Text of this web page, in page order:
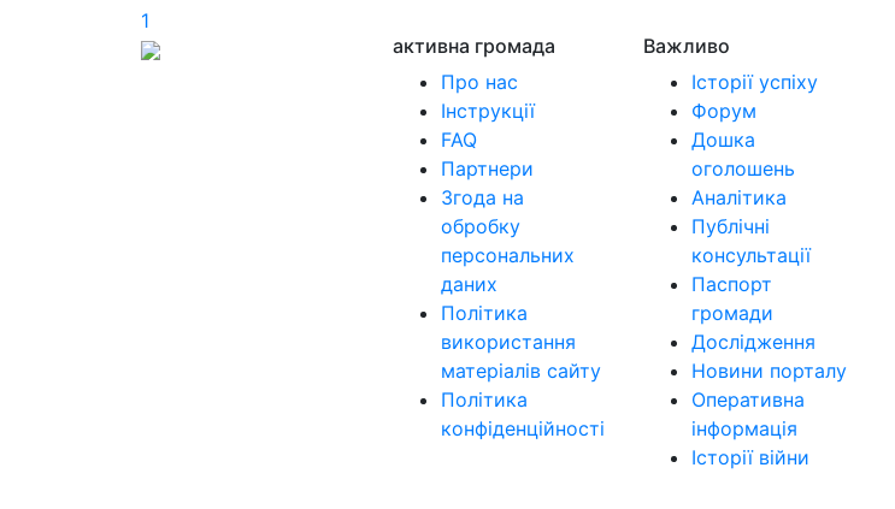
1
активна громада
Про нас
Інструкції
FAQ
Партнери
Згода на
обробку
персональних
даних
Політика
використання
матеріалів сайту
Політика
конфіденційності
Важливо
Історії успіху
Форум
Дошка
оголошень
Аналітика
Публічні
консультації
Паспорт
громади
Дослідження
Новини порталу
Оперативна
інформація
Історії війни